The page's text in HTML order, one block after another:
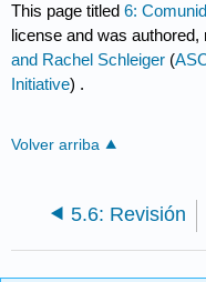
This page titled6:
license and was
and Rachel Schleiger (
Initiative) .
Volver arriba
5.6: Revisión